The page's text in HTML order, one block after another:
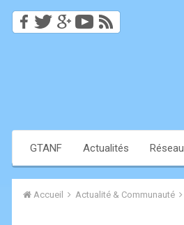
GTANF Actualités Réseau
Accueil Actualité & Communauté